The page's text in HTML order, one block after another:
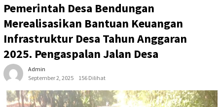
Pemerintah Desa Bendungan
Merealisasikan Bantuan Keuangan
Infrastruktur Desa Tahun Anggaran
2025. Pengaspalan Jalan Desa
Admin
September 2, 2025
156 Dilihat